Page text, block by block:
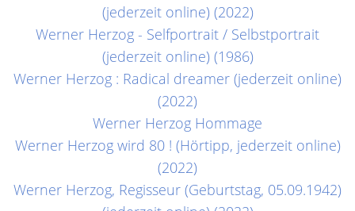
(jederzeit online) (2022)
Werner Herzog - Selfportrait / Selbstportrait
(jederzeit online) (1986)
Werner Herzog : Radical dreamer (jederzeit online)
(2022)
Werner Herzog Hommage
Werner Herzog wird 80 ! (Hörtipp, jederzeit online)
(2022)
Werner Herzog, Regisseur (Geburtstag, 05.09.1942)